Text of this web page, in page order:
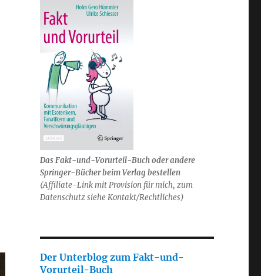
Das Fakt-und-Vorurteil-Buch oder andere
Springer-Bücher beim Verlag bestellen
(Affiliate-Link mit Provision für mich, zum
Datenschutz siehe Kontakt/Rechtliches)
Der Unterblog zum Fakt-und-
Vorurteil-Buch